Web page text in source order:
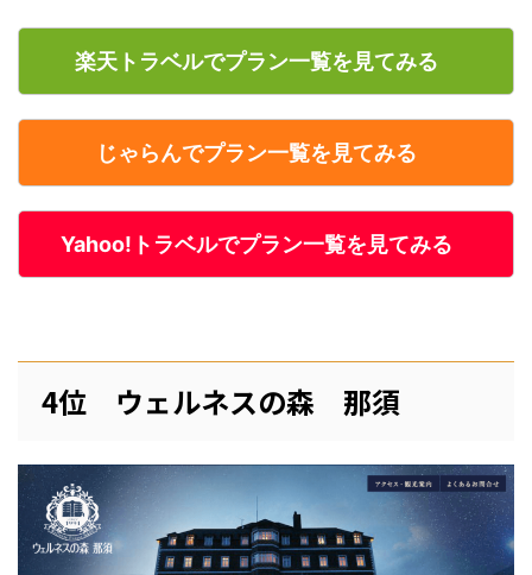
楽天トラベルでプラン一覧を見てみる
じゃらんでプラン一覧を見てみる
Yahoo!トラベルでプラン一覧を見てみる
4位 ウェルネスの森 那須